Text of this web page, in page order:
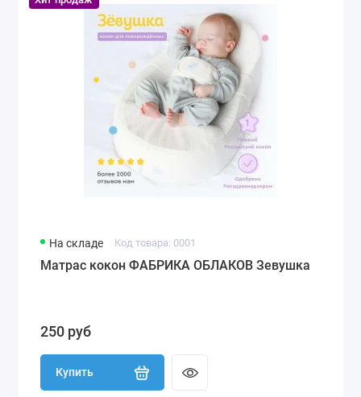
На складе Код товара: 0001
Матрас кокон ФАБРИКА ОБЛАКОВ Зевушка
250 руб
Купить